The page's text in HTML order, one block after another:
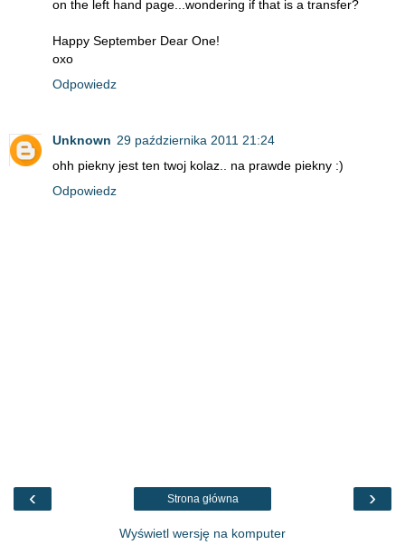
on the left hand page...wondering if that is a transfer?
Happy September Dear One!
oxo
Odpowiedz
Unknown 29 października 2011 21:24
ohh piekny jest ten twoj kolaz.. na prawde piekny :)
Odpowiedz
‹ ›
Strona główna
Wyświetl wersję na komputer